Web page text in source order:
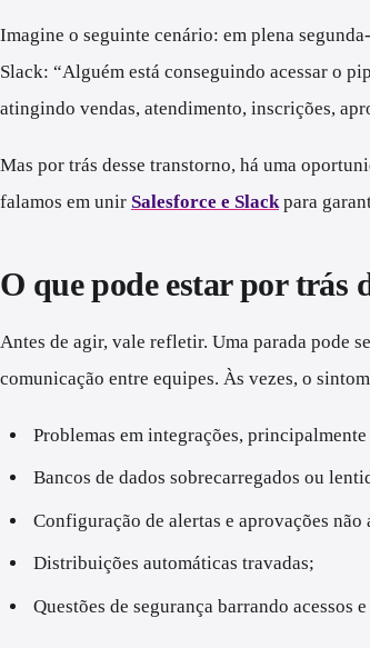
Imagine o seguinte cenário: em plena
Slack: “Alguém está conseguindo acessar o
atingindo vendas, atendimento, inscrições,
Mas por trás desse transtorno, há uma
falamos em unir Salesforce e Slack para
O que pode estar por trás
Antes de agir, vale refletir. Uma parada pode
comunicação entre equipes. Às vezes, o
Problemas em integrações,
Bancos de dados sobrecarregados ou
Configuração de alertas e aprovações não
Distribuições automáticas travadas;
Questões de segurança barrando acessos